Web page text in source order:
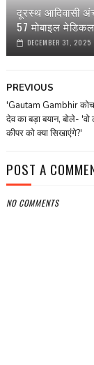
दूरस्थ आदिवासी
57 मोबाइल
DECEMBER 31, 2025
PREVIOUS
'Gautam Gambhir कोच
देव का बड़ा बयान, बोले- 'वो
कीपर को क्या सिखाएंगे?'
POST A
NO COMMENTS